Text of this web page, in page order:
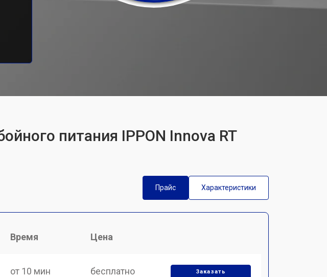
питания IPPON Innova RT
Прайс
Характеристики
Время Цена
от 10 мин бесплатно Заказать